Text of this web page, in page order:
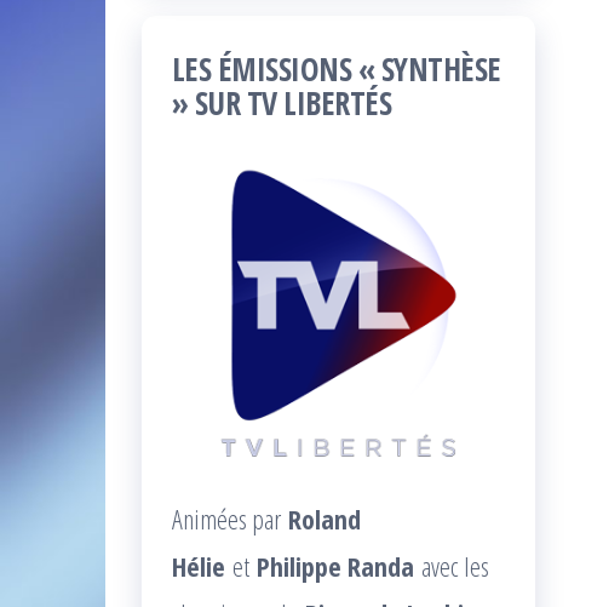
LES ÉMISSIONS « SYNTHÈSE
» SUR TV LIBERTÉS
Animées par Roland
Hélie et Philippe Randa avec les